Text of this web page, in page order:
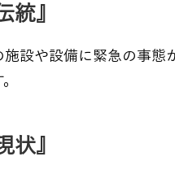
統』
設や設備に緊急の事態
状』